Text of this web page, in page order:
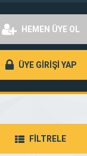
HEMEN ÜYE OL
ÜYE GİRİŞİ YAP
FİLTRELE